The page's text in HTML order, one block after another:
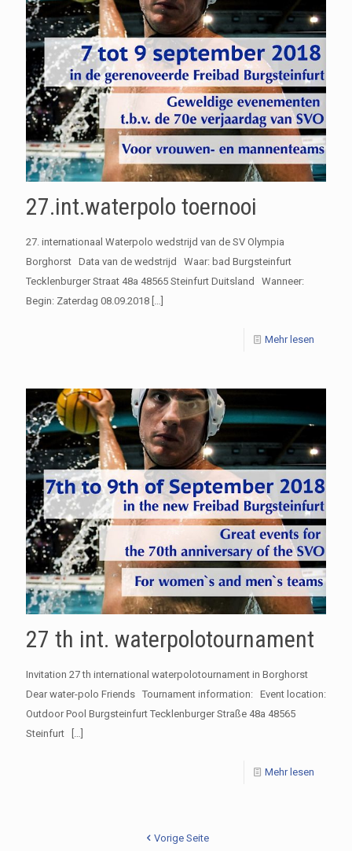
27.int.waterpolo toernooi
27. internationaal Waterpolo wedstrijd van de SV Olympia
Borghorst Data van de wedstrijd Waar: bad Burgsteinfurt
Tecklenburger Straat 48a 48565 Steinfurt Duitsland Wanneer:
Begin: Zaterdag 08.09.2018 […]
Mehr lesen
27 th int. waterpolotournament
Invitation 27 th international waterpolotournament in Borghorst
Dear water-polo Friends Tournament information: Event location:
Outdoor Pool Burgsteinfurt Tecklenburger Straße 48a 48565
Steinfurt
[…]
Mehr lesen
Vorige Seite